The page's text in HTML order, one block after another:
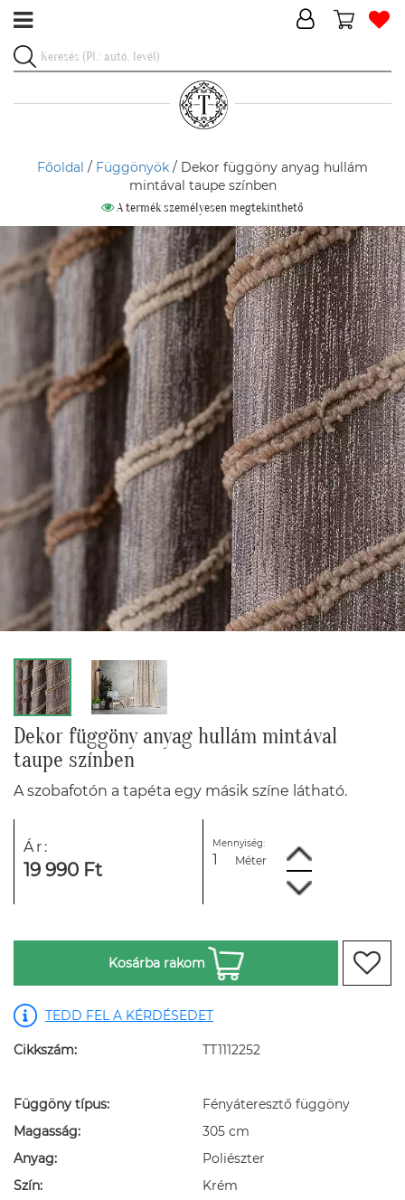
Főoldal / Függönyök / Dekor függöny anyag hullám
mintával taupe színben
A termék személyesen megtekinthető
Dekor függöny anyag hullám mintával
taupe színben
A szobafotón a tapéta egy másik színe látható.
Ár:
19 990 Ft
Mennyiség:
Méter
Kosárba rakom
TEDD FEL A KÉRDÉSEDET
Cikkszám: TT1112252
Függöny típus:
Fényáteresztő függöny
Magasság:
305 cm
Anyag:
Poliészter
Szín:
Krém